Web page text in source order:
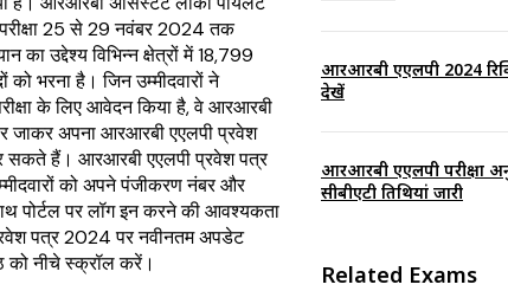
परीक्षा 25 से 29 नवंबर 2024 तक
का उद्देश्य विभिन्न क्षेत्रों में 18,799
भरना है। जिन उम्मीदवारों ने
के लिए आवेदन किया है, वे आरआरबी
जाकर अपना आरआरबी एएलपी प्रवेश
सकते हैं। आरआरबी एएलपी प्रवेश पत्र
को अपने पंजीकरण नंबर और
पोर्टल पर लॉग इन करने की आवश्यकता
पत्र 2024 पर नवीनतम अपडेट
को नीचे स्क्रॉल करें।
आरआरबी एएलपी 2024
देखें
आरआरबी एएलपी परीक्षा
सीबीएटी तिथियां जारी
Related Exams